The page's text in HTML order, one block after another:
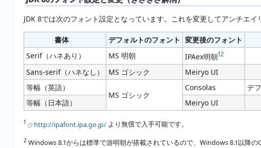
JDK 8では次のフォント設定となっています。これを変更してアンチエイ
書体 デフォルトのフォント 変更後のフォント
Serif（ハネあり）
MS 明朝 IPAex明朝12
Sans-serif（ハネなし） MS ゴシック
Meiryo UI
等幅（英語）
MS ゴシック
Consolas
デ
等幅（日本語）
Meiryo UI
1 http://ipafont.ipa.go.jp/ より無償で入手可能です。
2 Windows 8.1からは標準で游明朝が搭載されているので、Windows 8.1以降